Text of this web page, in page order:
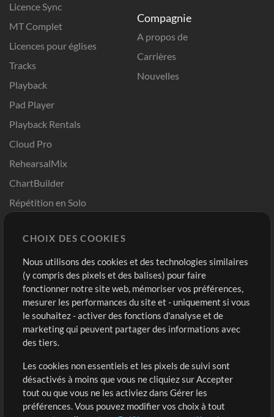
Licence Sync
MT Complet
Licences pour églises
Tracks
Playback
Pad Player
Playback Rentals
Cloud Pro
RehearsalMix
ChartBuilder
Répétition en Solo
Modèles ProPresenter
Sons
Compagnie
A propos de
Carrières
Nouvelles
Boutique
Acheter des crédits
Contenu gratuit
Extras
Sessions
Compte
Connexion
S'inscrire
CHOIX DES COOKIES
Nous utilisons des cookies et des technologies similaires
(y compris des pixels et des balises) pour faire
fonctionner notre site web, mémoriser vos préférences,
mesurer les performances du site et - uniquement si vous
le souhaitez - activer des fonctions d'analyse et de
marketing qui peuvent partager des informations avec
des tiers.
Les cookies non essentiels et les pixels de suivi sont
désactivés à moins que vous ne cliquiez sur Accepter
tout ou que vous ne les activiez dans Gérer les
préférences. Vous pouvez modifier vos choix à tout